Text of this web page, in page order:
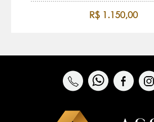
R$ 1.150,00